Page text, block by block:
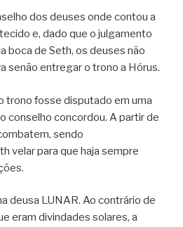
dos deuses onde contou a
e, dado que o julgamento
boca de Seth, os deuses não
senão entregar o trono a Hórus.
trono fosse disputado em uma
conselho concordou. A partir de
sendo
velar para que haja sempre
deusa LUNAR. Ao contrário de
eram divindades solares, a